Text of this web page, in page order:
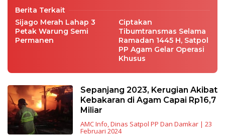
Berita Terkait
Sijago Merah Lahap 3
Petak Warung Semi
Permanen
Ciptakan
Tibumtransmas Selama
Ramadan 1445 H, Satpol
PP Agam Gelar Operasi
Khusus
Sepanjang 2023, Kerugian Akibat
Kebakaran di Agam Capai Rp16,7
Miliar
AMC Info,Dinas Satpol PP Dan Damkar| 23
Februari 2024